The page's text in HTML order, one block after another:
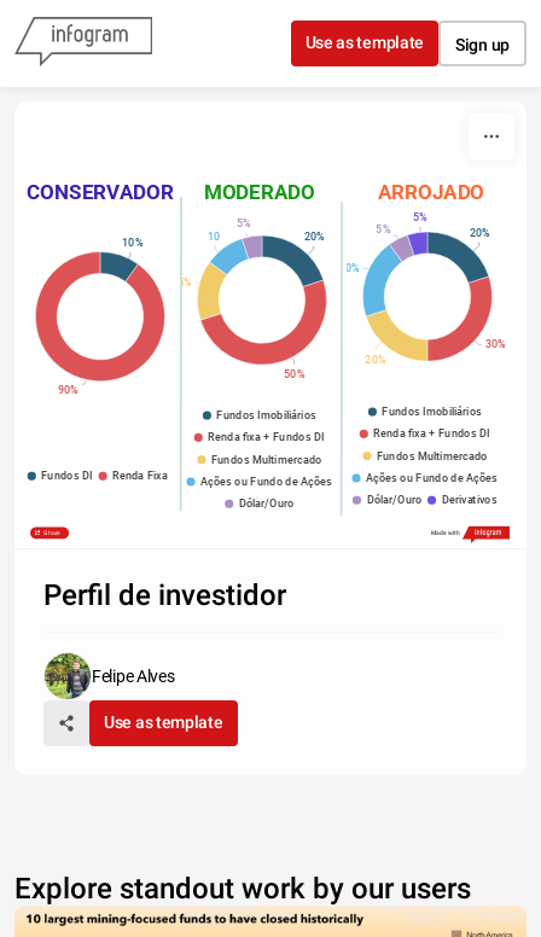
Skip to content
Use as template Sign up
Fundos DI Renda Fixa
10%
90%
CONSERVADOR MODERADO ARROJADO
Fundos Imobiliários
Renda fixa + Fundos DI
Fundos Multimercado
Ações ou Fundo de Ações
Dólar/Ouro Derivativos
20%
30%
20%
20%
5%
5%
Fundos Imobiliários
Renda fixa + Fundos DI
Fundos Multimercado
Ações ou Fundo de Ações
Dólar/Ouro
20%
50%
15%
10
5%
Share Made with
Perfil de investidor
Felipe Alves
Use as template
Explore standout work by our users